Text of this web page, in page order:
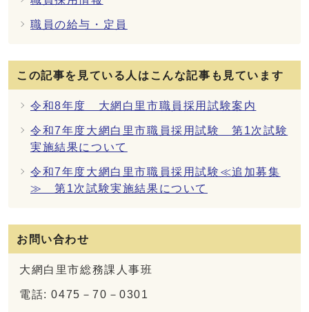
職員の給与・定員
この記事を見ている人はこんな記事も見ています
令和8年度 大網白里市職員採用試験案内
令和7年度大網白里市職員採用試験 第1次試験
実施結果について
令和7年度大網白里市職員採用試験≪追加募集
≫ 第1次試験実施結果について
お問い合わせ
大網白里市総務課人事班
電話: 0475－70－0301